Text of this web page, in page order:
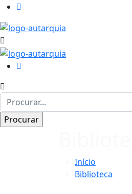
Início
Biblioteca